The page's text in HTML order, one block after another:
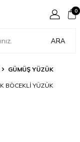
ARA
0
GÜMÜŞ YÜZÜK
BÖCEKLI YÜZÜK